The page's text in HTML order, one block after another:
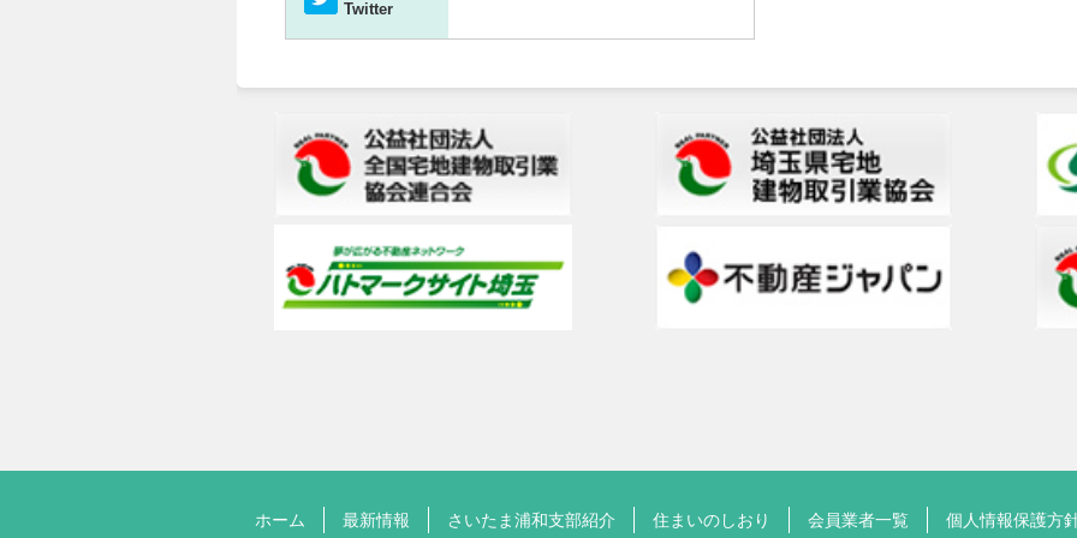
Twitter
ホーム 最新情報 さいたま浦和支部紹介 住まいのしおり 会員業者一覧 個人情報保護方